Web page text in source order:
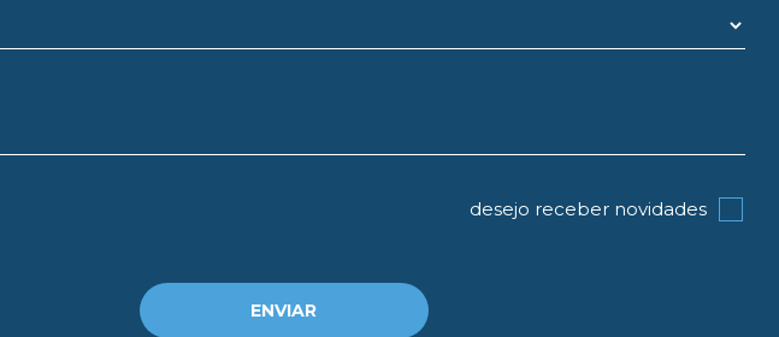
desejo receber novidades
ENVIAR